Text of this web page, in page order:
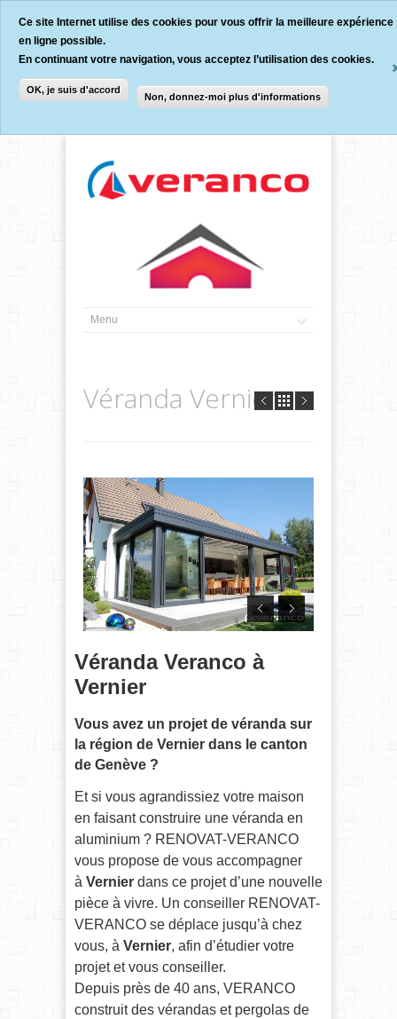
Ce site Internet utilise des cookies pour vous offrir la meilleure expérience
en ligne possible.
En continuant votre navigation, vous acceptez l’utilisation des cookies.
OK, je suis d'accord
Non, donnez-moi plus d'informations
Véranda Vernier
Véranda Veranco à
Vernier
Vous avez un projet de véranda sur
la région de Vernier dans le canton
de Genève ?
Et si vous agrandissiez votre maison
en faisant construire une véranda en
aluminium ? RENOVAT-VERANCO
vous propose de vous accompagner
à Vernier dans ce projet d’une nouvelle
pièce à vivre. Un conseiller RENOVAT-
VERANCO se déplace jusqu’à chez
vous, à Vernier, afin d’étudier votre
projet et vous conseiller.
Depuis près de 40 ans, VERANCO
construit des vérandas et pergolas de